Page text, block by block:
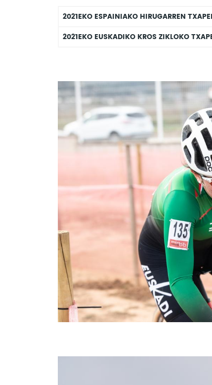
2021EKO ESPAINIAKO HIRUGARREN
2021EKO EUSKADIKO KROS ZIKLOKO